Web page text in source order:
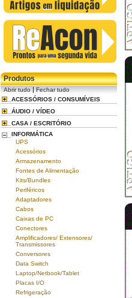
Produtos
Abrir tudo|Fechar tudo
ACESSÓRIOS / CONSUMÍVEIS
ÁUDIO / VÍDEO
CASA / ESCRITÓRIO
INFORMÁTICA
UPS
Acessórios
Armazenamento
Fontes de Alimentação
Kits/Bundles
Periféricos
Adaptadores
Cabos
Caixas de PC
Conectores
Amplificadores/ Extensores/
Transmissores
Conversores
Data Switch
Laptop/Netbook/Tablet
Placas I/O
Refrigeração